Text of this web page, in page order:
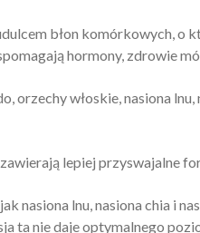
błon komórkowych, o
hormony, zdrowie
orzechy włoskie, nasiona lnu,
lepiej przyswajalne
nasiona lnu, nasiona chia i
ta nie daje optymalnego